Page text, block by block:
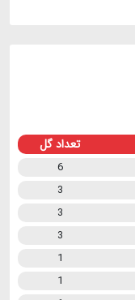
تعداد گل
6
3
3
3
1
1